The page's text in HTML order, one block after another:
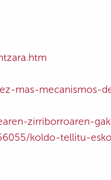
mas-mecanismos-
zirriborroaren-
koldo-tellitu-